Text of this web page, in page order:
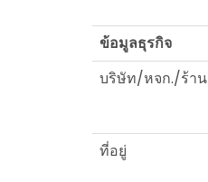
ข้อมูลธุรกิจ
บริษัท/หจก./ร้าน
ที่อยู่